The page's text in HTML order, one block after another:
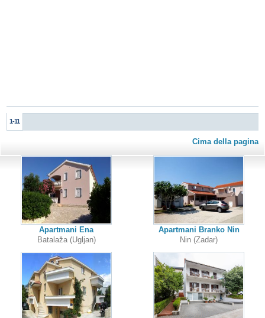
1-11
Cima della pagina
Apartmani Ena
Batalaža (Ugljan)
Apartmani Branko Nin
Nin (Zadar)